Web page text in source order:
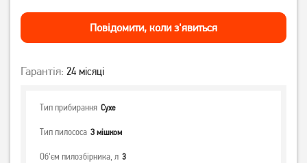
Повiдомити, коли з'явиться
Гарантія: 24 місяці
Тип прибирання Сухе
Тип пилососа З мішком
Об'єм пилозбірника, л 3